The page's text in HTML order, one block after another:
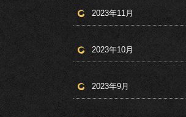
2023年11月
2023年10月
2023年9月